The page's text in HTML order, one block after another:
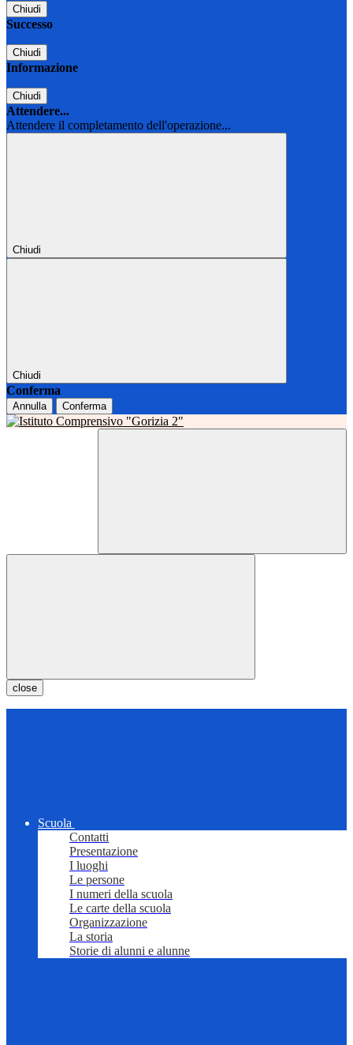
Chiudi
Successo
Chiudi
Informazione
Chiudi
Attendere...
Attendere il completamento dell'operazione...
Chiudi
Chiudi
Conferma
Annulla Conferma
close
Scuola
Contatti
Presentazione
I luoghi
Le persone
I numeri della scuola
Le carte della scuola
Organizzazione
La storia
Storie di alunni e alunne